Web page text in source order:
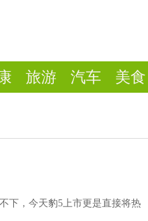
旅游 汽车 美食
下，今天豹5上市更是直接将热